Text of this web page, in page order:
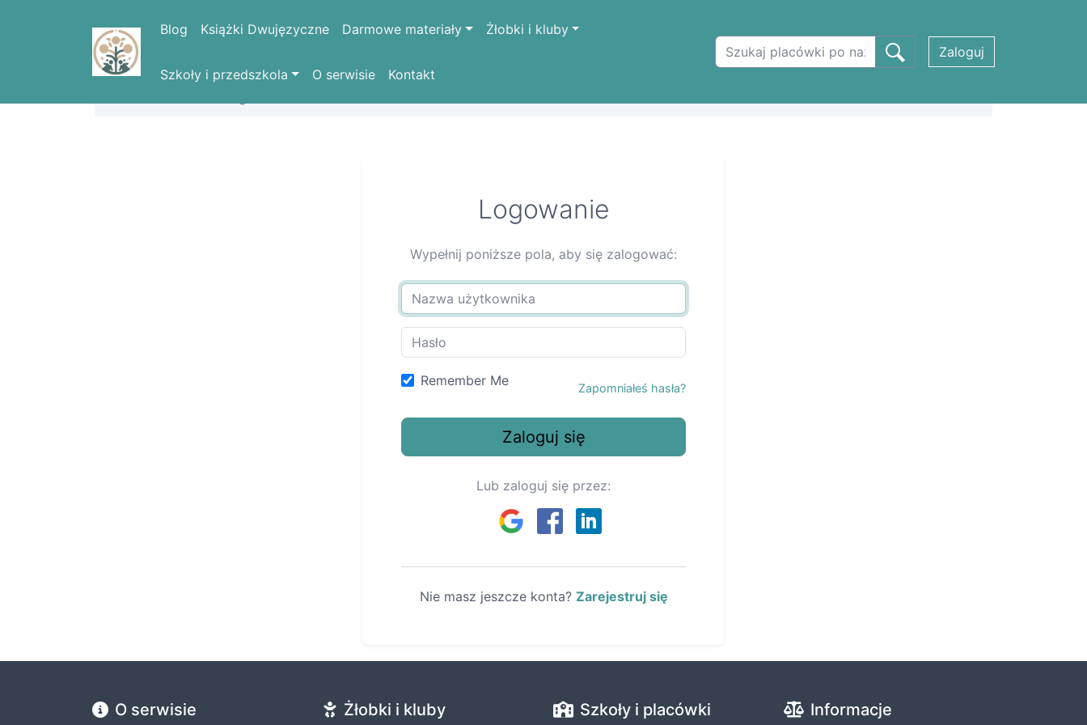
Blog Książki Dwujęzyczne Darmowe materiały Żłobki i kluby
Szkoły i przedszkola O serwisie Kontakt
Zaloguj
Logowanie
Wypełnij poniższe pola, aby się zalogować:
Remember Me Zapomniałeś hasła?
Zaloguj się
Lub zaloguj się przez:
Nie masz jeszcze konta? Zarejestruj się
O serwisie Żłobki i kluby Szkoły i placówki Informacje